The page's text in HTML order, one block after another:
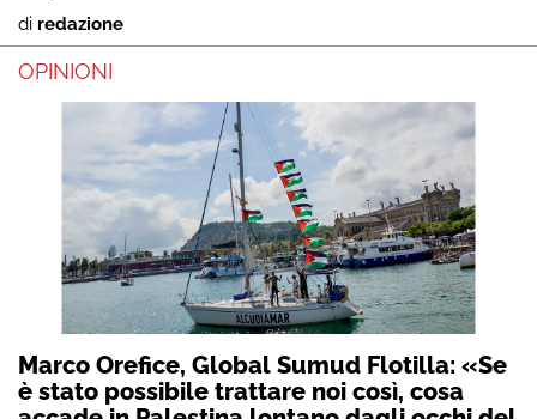
di redazione
OPINIONI
Marco Orefice, Global Sumud Flotilla: «Se
è stato possibile trattare noi così, cosa